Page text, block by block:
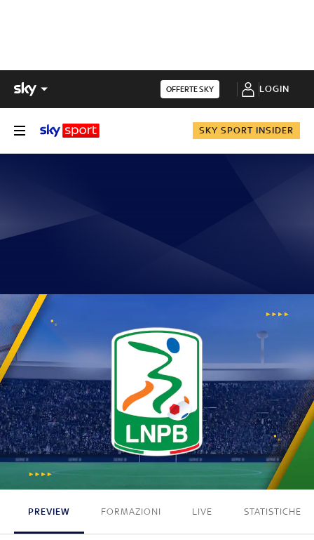
OFFERTE SKY LOGIN
SKY SPORT INSIDER
2 - 0
PREVIEW FORMAZIONI LIVE STATISTICHE